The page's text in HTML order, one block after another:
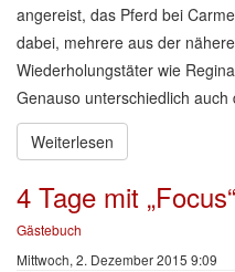
angereist, das Pferd bei
dabei, mehrere aus der
Wiederholungstäter wie
Genauso unterschiedlich
Weiterlesen
4 Tage mit „Focus“
Gästebuch
Mittwoch, 2. Dezember 2015 9:09